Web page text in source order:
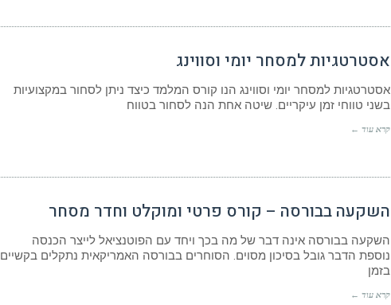
אסטרטגיות למסחר יומי וסווינג
אסטרטגיות למסחר יומי וסווינג הנו קורס המלמד כיצד ניתן לסחור במקצועיות
בשני טווחי זמן עיקריים. שיטה אחת הנה לסחור בטווח
קרא עוד ←
השקעה בבורסה – קורס פרטי ומוקלט וחדר מסחר
השקעה בבורסה אינה דבר של מה בכך ויחד עם הפוטנציאל לייצר הכנסה
נוספת הדבר גובל בסיכון מסוים. הסוחרים בבורסה האמריקאית נתקלים בקשיים
בזמן
קרא עוד ←